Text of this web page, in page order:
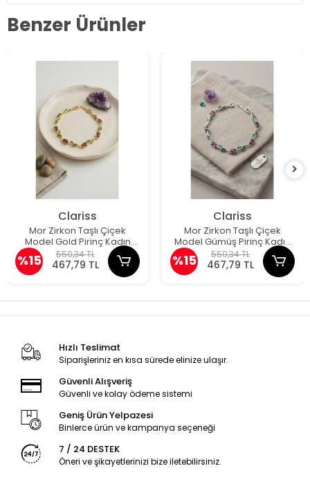
Benzer Ürünler
Clariss
Mor Zirkon Taşlı Çiçek
Model Gold Pirinç Kadın
Bileklik
%15 550,34 TL
467,79 TL
Clariss
Mor Zirkon Taşlı Çiçek
Model Gümüş Pirinç Kadın
Bileklik
%15 550,34 TL
467,79 TL
Hızlı Teslimat
Siparişleriniz en kısa sürede elinize ulaşır.
Güvenli Alışveriş
Güvenli ve kolay ödeme sistemi
Geniş Ürün Yelpazesi
Binlerce ürün ve kampanya seçeneği
7 / 24 DESTEK
Öneri ve şikayetlerinizi bize iletebilirsiniz.